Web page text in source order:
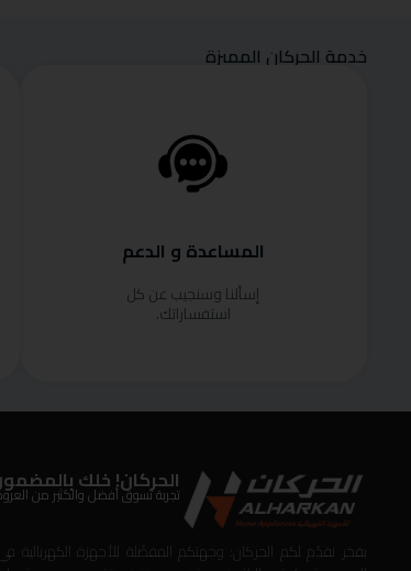
خدمة الحركان المميزة
المساعدة و الدعم
إسألنا وسنجيب عن كل
استفساراتك.
الحركان! خلك
تجربة تسوق أفضل والكثير من
بفخر نقدّم لكم الحركان: وجهتكم المفضّلة للأجهزة الكهربائية في